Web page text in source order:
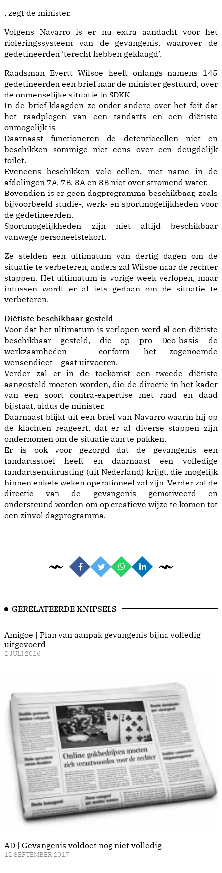
, zegt de minister.
Volgens Navarro is er nu extra aandacht voor het
rioleringssysteem van de gevangenis, waarover de
gedetineerden ‘terecht hebben geklaagd’.
Raadsman Evertt Wilsoe heeft onlangs namens 145
gedetineerden een brief naar de minister gestuurd, over
de onmenselijke situatie in SDKK.
In de brief klaagden ze onder andere over het feit dat
het raadplegen van een tandarts en een diëtiste
onmogelijk is.
Daarnaast functioneren de detentiecellen niet en
beschikken sommige niet eens over een deugdelijk
toilet.
Eveneens beschikken vele cellen, met name in de
afdelingen 7A, 7B, 8A en 8B niet over stromend water.
Bovendien is er geen dagprogramma beschikbaar, zoals
bijvoorbeeld studie-, werk- en sportmogelijkheden voor
de gedetineerden.
Sportmogelijkheden zijn niet altijd beschikbaar
vanwege personeelstekort.
Ze stelden een ultimatum van dertig dagen om de
situatie te verbeteren, anders zal Wilsoe naar de rechter
stappen. Het ultimatum is vorige week verlopen, maar
intussen wordt er al iets gedaan om de situatie te
verbeteren.
Diëtiste beschikbaar gesteld
Voor dat het ultimatum is verlopen werd al een diëtiste
beschikbaar gesteld, die op pro Deo-basis de
werkzaamheden – conform het zogenoemde
wensendieet – gaat uitvoeren.
Verder zal er in de toekomst een tweede diëtiste
aangesteld moeten worden, die de directie in het kader
van een soort contra-expertise met raad en daad
bijstaat, aldus de minister.
Daarnaast blijkt uit een brief van Navarro waarin hij op
de klachten reageert, dat er al diverse stappen zijn
ondernomen om de situatie aan te pakken.
Er is ook voor gezorgd dat de gevangenis een
tandartsstoel heeft en daarnaast een volledige
tandartsenuitrusting (uit Nederland) krijgt, die mogelijk
binnen enkele weken operationeel zal zijn. Verder zal de
directie van de gevangenis gemotiveerd en
ondersteund worden om op creatieve wijze te komen tot
een zinvol dagprogramma.
GERELATEERDE KNIPSELS
Amigoe | Plan van aanpak gevangenis bijna volledig
uitgevoerd
2 JULI 2016
AD | Gevangenis voldoet nog niet volledig
12 SEPTEMBER 2017